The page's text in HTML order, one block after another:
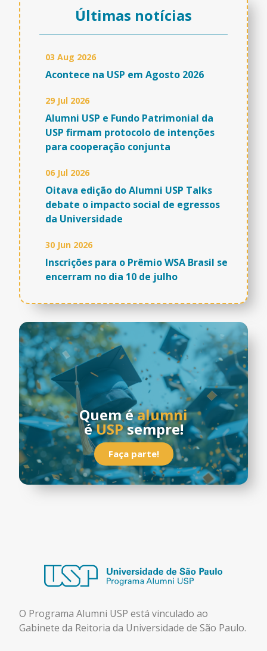
Últimas notícias
03 Aug 2026
Acontece na USP em Agosto 2026
29 Jul 2026
Alumni USP e Fundo Patrimonial da
USP firmam protocolo de intenções
para cooperação conjunta
06 Jul 2026
Oitava edição do Alumni USP Talks
debate o impacto social de egressos
da Universidade
30 Jun 2026
Inscrições para o Prêmio WSA Brasil se
encerram no dia 10 de julho
Quem éalumni
éUSPsempre!
Faça parte!
O Programa Alumni USP está vinculado ao
Gabinete da Reitoria da Universidade de São Paulo.